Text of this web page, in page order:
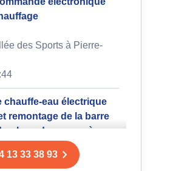
des Sports à Pierre-
chauffe-eau électrique
remontage de la barre
placard pour accès
Normandie Niémen à
13 33 38 93